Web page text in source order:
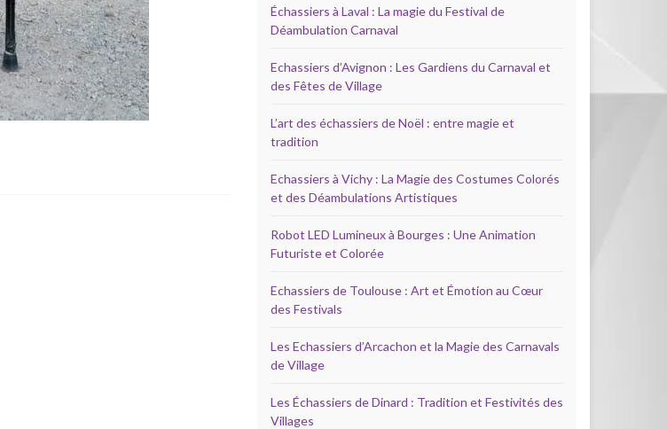
Échassiers à Laval : La magie du Festival de
Déambulation Carnaval
Echassiers d’Avignon : Les Gardiens du Carnaval et
des Fêtes de Village
L’art des échassiers de Noël : entre magie et
tradition
Echassiers à Vichy : La Magie des Costumes Colorés
et des Déambulations Artistiques
Robot LED Lumineux à Bourges : Une Animation
Futuriste et Colorée
Echassiers de Toulouse : Art et Émotion au Cœur
des Festivals
Les Echassiers d’Arcachon et la Magie des Carnavals
de Village
Les Échassiers de Dinard : Tradition et Festivités des
Villages